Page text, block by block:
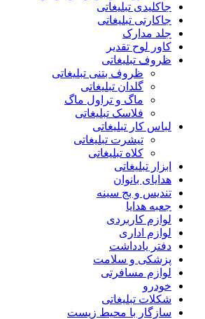
جاکلیدی تبلیغاتی
جاکارتی تبلیغاتی
جلد مدارک
کاور لوح تقدیر
ظروف تبلیغاتی
ظروف بتنی تبلیغاتی
گلدان تبلیغاتی
ماگ و تراول ماگ
فلاسک تبلیغاتی
لباس کار تبلیغاتی
تیشرت تبلیغاتی
کلاه تبلیغاتی
ابزار تبلیغاتی
هدایای بانوان
تندیس و بج سینه
جعبه هدایا
لوازم کاربردی
لوازم اداری
دفتر یادداشت
پزشکی و سلامت
لوازم مسافرتی
خودرو
شکلات تبلیغاتی
سازگار با محیط زیست